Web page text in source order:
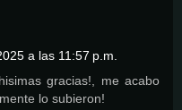
a las 11:57 p.m.
gracias!, me acabo
lo subieron!